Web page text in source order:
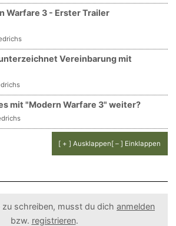
Warfare 3 - Erster Trailer
Vereinbarung mit
mit "Modern Warfare 3" weiter?
[ + ] Ausklappen[ – ] Einklappen
zu schreiben, musst du dich anmelden
bzw. registrieren.